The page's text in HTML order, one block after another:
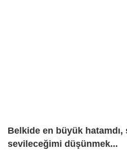
Belkide en büyük
sevileceğimi düşünmek...